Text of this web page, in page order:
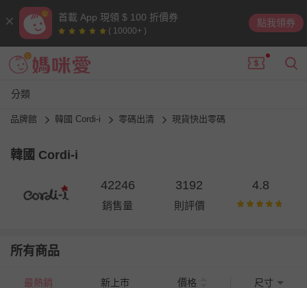
首載 App 現領 $ 100 折價券
( 10000+ )
點我領券
分類
品牌館 韓國 Cordi-i 零碼出清 現貨快出零碼
韓國 Cordi-i
42246
銷售量
3192
則評價
4.8
所有商品
最熱銷 新上市 價格 尺寸